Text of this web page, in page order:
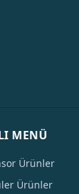
MENÜ
Ürünler
Ürünler